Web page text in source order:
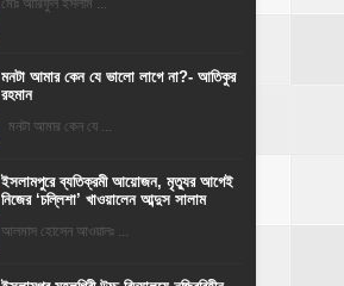
মনটা আমার কেন যে ভালো লাগে না?- আতিকুর
রহমান
মনটা আমার কেন যে ...
‎ইসলামপুরে ব্যতিক্রমী আয়োজন, মৃত্যুর আগেই
নিজের ‘চল্লিশা’ খাওয়ালেন আব্দুস সালাম
আলমাস হোসেন আওয়ালঃ ...